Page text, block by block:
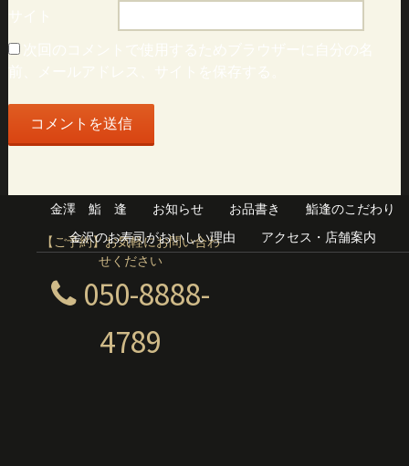
サイト
次回のコメントで使用するためブラウザーに自分の名
前、メールアドレス、サイトを保存する。
【ご予約】お気軽にお問い合わ
せください
050-8888-
4789
金澤 鮨 逢 お知らせ お品書き
鮨逢のこだわり
金沢のお寿司がおいしい理由
アクセス・店舗案内